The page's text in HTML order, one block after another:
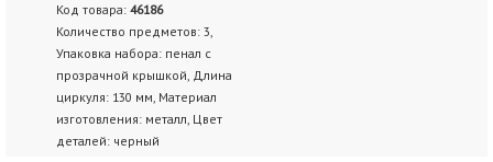
Код товара: 46186
Количество предметов: 3,
Упаковка набора: пенал с
прозрачной крышкой, Длина
циркуля: 130 мм, Материал
изготовления: металл, Цвет
деталей: черный